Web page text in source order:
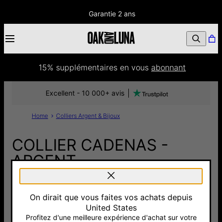
Garantie 2 ans
15% supplémentaires en vous abonnant
Home Colliers Argent & Bijoux
COLLIER CADENAS -
ARGENT
135 €
Pay with Klarna
19 Avis
Excellent - 10 000+ avis
On dirait que vous faites vos achats depuis
United States
Profitez d'une meilleure expérience d'achat sur votre